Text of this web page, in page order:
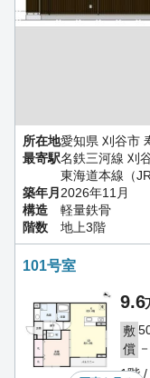
所在地愛知県 刈谷市
最寄駅名鉄三河線 刈
東海道本線（
築年月2026年11月
構造
軽量鉄骨
階数
地上3階
101号室
9.6
敷
償 －
1階 /